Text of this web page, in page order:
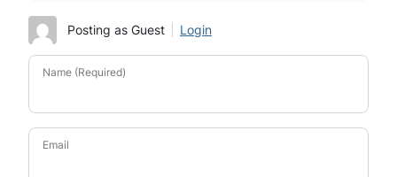
Posting as Guest Login
Name (Required)
Email